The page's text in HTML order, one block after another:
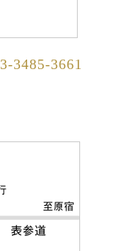
3485-3661